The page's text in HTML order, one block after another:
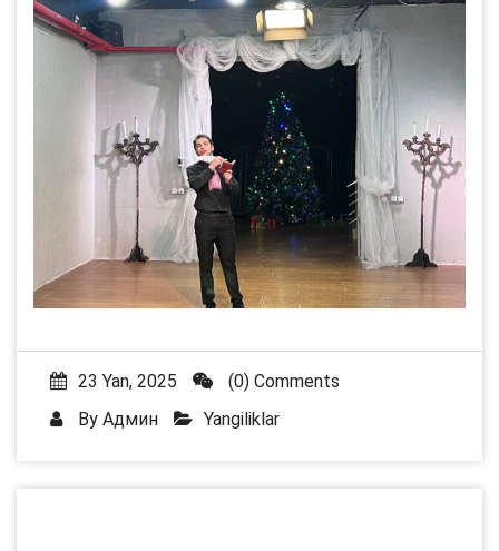
23 Yan, 2025
(0) Comments
By Админ Yangiliklar